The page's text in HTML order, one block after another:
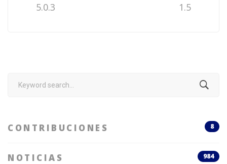
5.0.3
1.5
CONTRIBUCIONES 8
NOTICIAS 984